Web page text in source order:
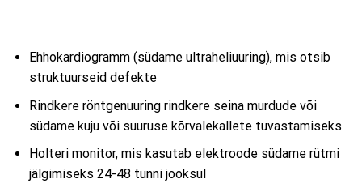
Ehhokardiogramm (südame ultraheliuuring), mis otsib
struktuurseid defekte
Rindkere röntgenuuring rindkere seina murdude või
südame kuju või suuruse kõrvalekallete tuvastamiseks
Holteri monitor, mis kasutab elektroode südame rütmi
jälgimiseks 24-48 tunni jooksul